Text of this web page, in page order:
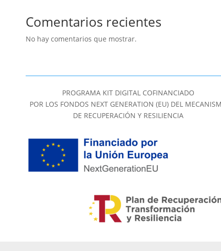
Comentarios recientes
No hay comentarios que mostrar.
PROGRAMA KIT DIGITAL COFINANCIADO
POR LOS FONDOS NEXT GENERATION (EU) DEL
DE RECUPERACIÓN Y RESILIENCIA